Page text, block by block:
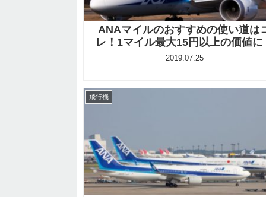
ANAマイルのおすすめの使い道は
レ！1マイル最大15円以上の価値に
2019.07.25
飛行機